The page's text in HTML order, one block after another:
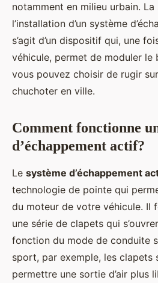
notamment en milieu urbain. La
l’installation d’un système
s’agit d’un dispositif qui, une
véhicule, permet de moduler le
vous pouvez choisir de rugir
chuchoter en ville.
Comment fonctionne
d’échappement actif?
Le système d’échappement
technologie de pointe qui
du moteur de votre véhicule. Il
une série de clapets qui
fonction du mode de conduite
sport, par exemple, les clapets
permettre une sortie d’air plus